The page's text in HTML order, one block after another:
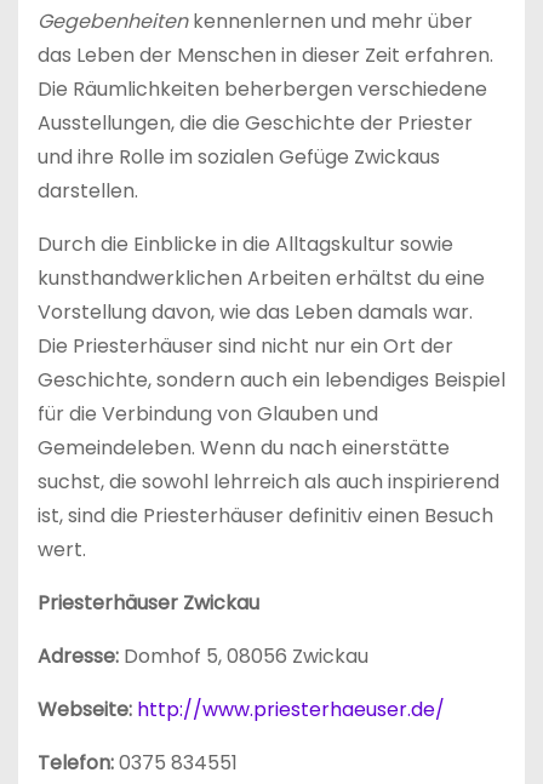
Gegebenheitenkennenlernen und mehr über
das Leben der Menschen in dieser Zeit erfahren.
Die Räumlichkeiten beherbergen verschiedene
Ausstellungen, die die Geschichte der Priester
und ihre Rolle im sozialen Gefüge Zwickaus
darstellen.
Durch die Einblicke in die Alltagskultur sowie
kunsthandwerklichen Arbeiten erhältst du eine
Vorstellung davon, wie das Leben damals war.
Die Priesterhäuser sind nicht nur ein Ort der
Geschichte, sondern auch ein lebendiges Beispiel
für die Verbindung von Glauben und
Gemeindeleben. Wenn du nach einerstätte
suchst, die sowohl lehrreich als auch inspirierend
ist, sind die Priesterhäuser definitiv einen Besuch
wert.
Priesterhäuser Zwickau
Adresse: Domhof 5, 08056 Zwickau
Webseite: http://www.priesterhaeuser.de/
Telefon:0375 834551